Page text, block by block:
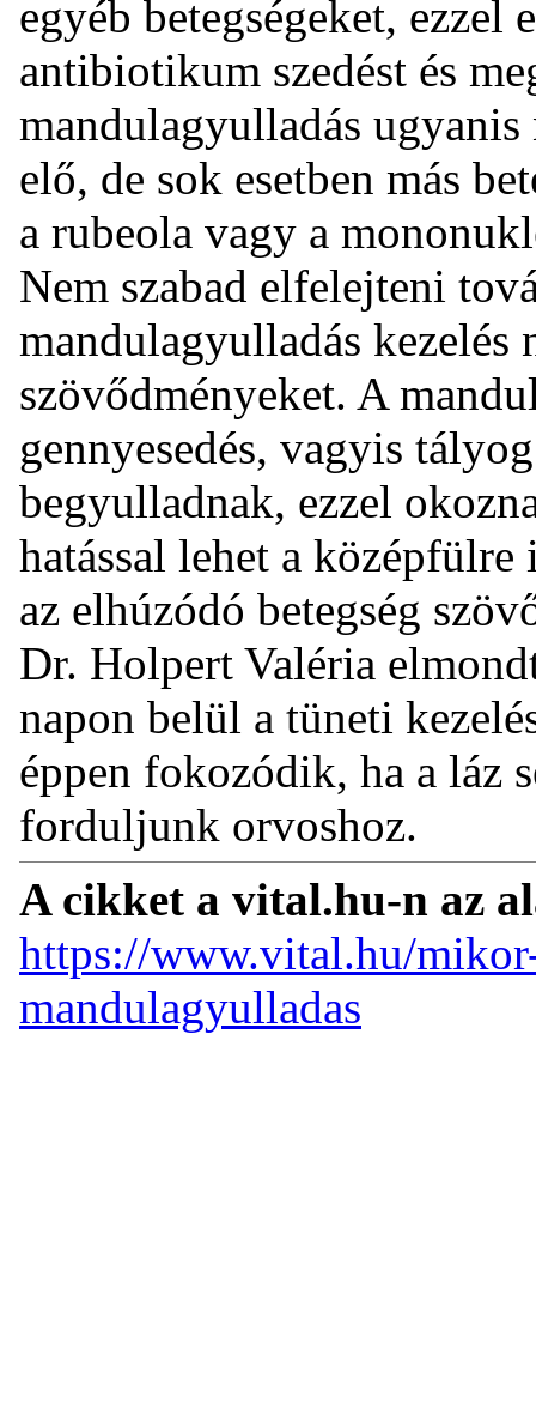
egyéb betegségeket, ezzel
antibiotikum szedést és
mandulagyulladás
elő, de sok esetben más
a rubeola vagy a
Nem szabad elfelejteni
mandulagyulladás
szövődményeket. A
gennyesedés, vagyis
begyulladnak, ezzel
hatással lehet a
az elhúzódó betegség
Dr. Holpert Valéria
napon belül a tüneti
éppen fokozódik, ha a láz
forduljunk orvoshoz.
A cikket a vital.hu-n az
https://www.vital.hu/
mandulagyulladas